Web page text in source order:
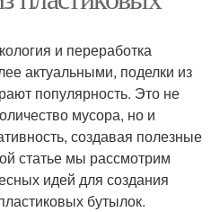
и переработка
актуальными, поделки из
популярность. Это не
мусора, но и
создавая полезные
статье мы рассмотрим
идей для создания
бутылок.